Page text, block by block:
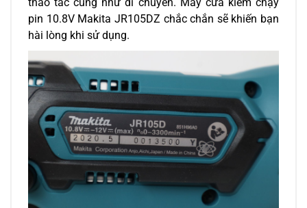
pin 10.8V Makita JR105DZ chắc chắn sẽ khiến bạn
hài lòng khi sử dụng.